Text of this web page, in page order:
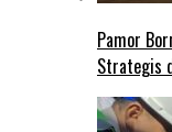
Pamor
Strategis